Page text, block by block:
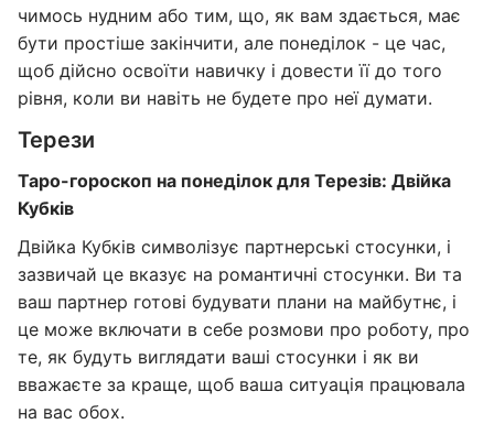
чимось нудним або тим, що, як вам здається, має
бути простіше закінчити, але понеділок - це час,
щоб дійсно освоїти навичку і довести її до того
рівня, коли ви навіть не будете про неї думати.
Терези
Таро-гороскоп на понеділок для Терезів: Двійка
Кубків
Двійка Кубків символізує партнерські стосунки, і
зазвичай це вказує на романтичні стосунки. Ви та
ваш партнер готові будувати плани на майбутнє, і
це може включати в себе розмови про роботу, про
те, як будуть виглядати ваші стосунки і як ви
вважаєте за краще, щоб ваша ситуація працювала
на вас обох.